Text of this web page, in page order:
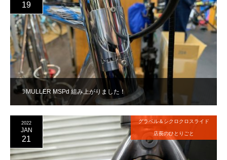
☽MULLER MSPd 組み上がりました！
19
2022
JAN
21
グラベル＆シクロクロスライド
店長のひとりごと